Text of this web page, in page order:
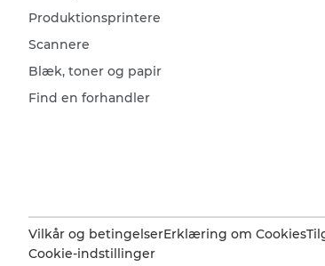
Produktionsprintere
Scannere
Blæk, toner og papir
Find en forhandler
Vilkår og betingelserErklæring om Cookies
Cookie-indstillinger